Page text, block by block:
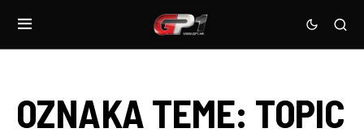
OZNAKA TEME: TOPIC